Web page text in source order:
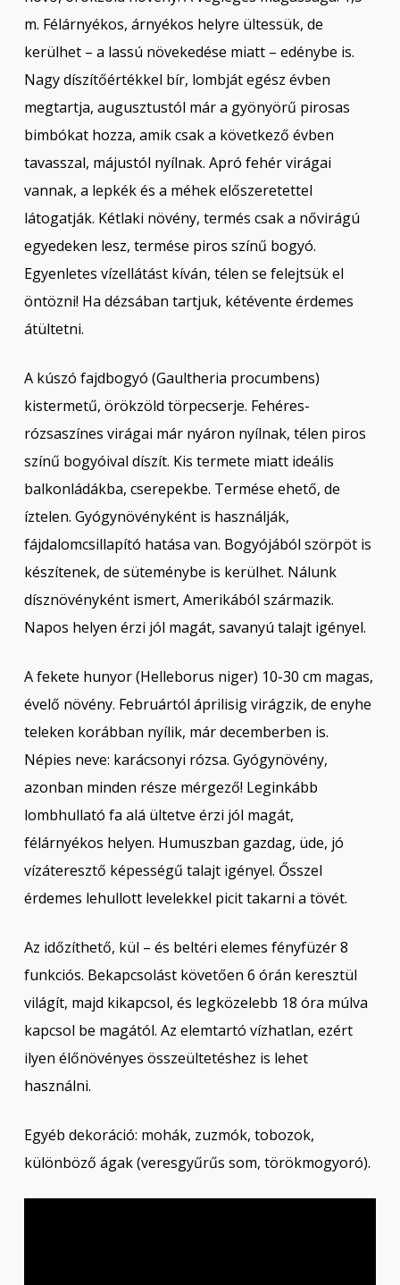
m. Félárnyékos, árnyékos helyre ültessük, de
kerülhet – a lassú növekedése miatt – edénybe is.
Nagy díszítőértékkel bír, lombját egész évben
megtartja, augusztustól már a gyönyörű pirosas
bimbókat hozza, amik csak a következő évben
tavasszal, májustól nyílnak. Apró fehér virágai
vannak, a lepkék és a méhek előszeretettel
látogatják. Kétlaki növény, termés csak a nővirágú
egyedeken lesz, termése piros színű bogyó.
Egyenletes vízellátást kíván, télen se felejtsük el
öntözni! Ha dézsában tartjuk, kétévente érdemes
átültetni.
A kúszó fajdbogyó (Gaultheria procumbens)
kistermetű, örökzöld törpecserje. Fehéres-
rózsaszínes virágai már nyáron nyílnak, télen piros
színű bogyóival díszít. Kis termete miatt ideális
balkonládákba, cserepekbe. Termése ehető, de
íztelen. Gyógynövényként is használják,
fájdalomcsillapító hatása van. Bogyójából szörpöt is
készítenek, de süteménybe is kerülhet. Nálunk
dísznövényként ismert, Amerikából származik.
Napos helyen érzi jól magát, savanyú talajt igényel.
A fekete hunyor (Helleborus niger) 10-30 cm magas,
évelő növény. Februártól áprilisig virágzik, de enyhe
teleken korábban nyílik, már decemberben is.
Népies neve: karácsonyi rózsa. Gyógynövény,
azonban minden része mérgező! Leginkább
lombhullató fa alá ültetve érzi jól magát,
félárnyékos helyen. Humuszban gazdag, üde, jó
vízáteresztő képességű talajt igényel. Ősszel
érdemes lehullott levelekkel picit takarni a tövét.
Az időzíthető, kül – és beltéri elemes fényfüzér 8
funkciós. Bekapcsolást követően 6 órán keresztül
világít, majd kikapcsol, és legközelebb 18 óra múlva
kapcsol be magától. Az elemtartó vízhatlan, ezért
ilyen élőnövényes összeültetéshez is lehet
használni.
Egyéb dekoráció: mohák, zuzmók, tobozok,
különböző ágak (veresgyűrűs som, törökmogyoró).